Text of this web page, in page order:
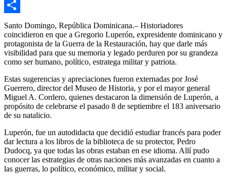
Email
Compartir
Santo Domingo, República Dominicana.– Historiadores
coincidieron en que a Gregorio Luperón, expresidente dominicano y
protagonista de la Guerra de la Restauración, hay que darle más
visibilidad para que su memoria y legado perduren por su grandeza
como ser humano, político, estratega military patriota.
Estas sugerencias y apreciaciones fueron externadas porJosé
Guerrero, director del Museo de Historia, y porel mayor general
Miguel A. Cordero, quienes destacaron la dimensión de Luperón, a
propósito de celebrarse el pasado 8 de septiembre el 183 aniversario
de su natalicio.
Luperón, fue un autodidacta que decidió estudiar francés para poder
dar lectura a los libros de la biblioteca de su protector, Pedro
Dudocq, ya que todas las obras estaban en ese idioma. Allí pudo
conocer las estrategias de otras naciones más avanzadas en cuanto a
las guerras, lo político, económico, military social.